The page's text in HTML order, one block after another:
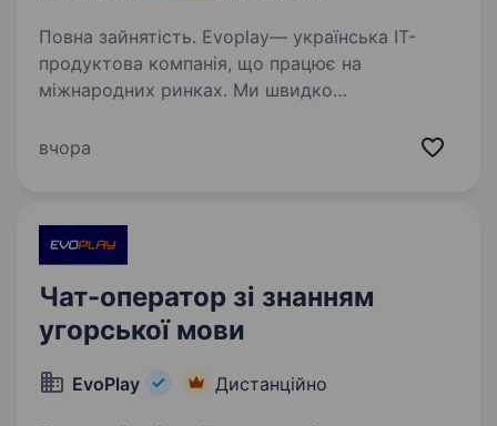
Повна зайнятість. Evoplay— українська ІТ-
продуктова компанія, що працює на
міжнародних ринках. Ми швидко
високоякісних продуктів, рішень і послуг
вчора
Чат-оператор зі знанням
угорської мови
EvoPlay Дистанційно